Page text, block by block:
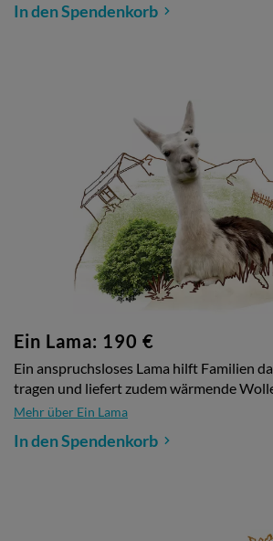
In den Spendenkorb
Ein Lama: 190 €
Ein anspruchsloses Lama hilft Familien
tragen und liefert zudem wärmende
Mehr über Ein Lama
In den Spendenkorb